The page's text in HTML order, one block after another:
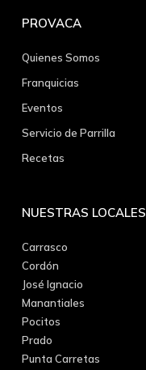
PROVACA
Quienes Somos
Franquicias
Eventos
Servicio de Parrilla
Recetas
NUESTRAS LOCALES
Carrasco
Cordón
José Ignacio
Manantiales
Pocitos
Prado
Punta Carretas